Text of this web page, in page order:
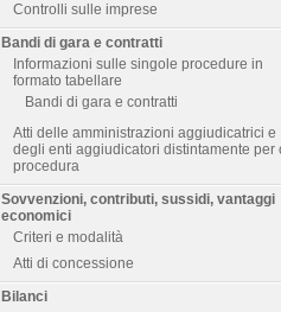
Controlli sulle imprese
Bandi di gara e contratti
Informazioni sulle singole procedure in
formato tabellare
Bandi di gara e contratti
Atti delle amministrazioni aggiudicatrici e
degli enti aggiudicatori distintamente per
procedura
Sovvenzioni, contributi, sussidi, vantaggi
economici
Criteri e modalità
Atti di concessione
Bilanci